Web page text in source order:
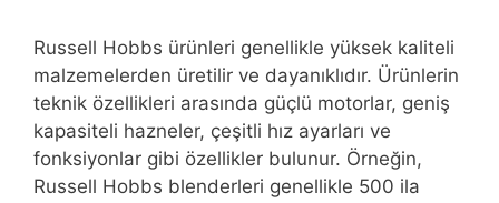
Russell Hobbs ürünleri genellikle yüksek kaliteli
malzemelerden üretilir ve dayanıklıdır. Ürünlerin
teknik özellikleri arasında güçlü motorlar, geniş
kapasiteli hazneler, çeşitli hız ayarları ve
fonksiyonlar gibi özellikler bulunur. Örneğin,
Russell Hobbs blenderleri genellikle 500 ila